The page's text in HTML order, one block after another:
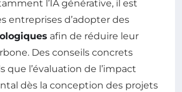
l’IA générative, il est
entreprises d’adopter des
afin de réduire leur
Des conseils concrets
que l’évaluation de l’impact
dès la conception des projets